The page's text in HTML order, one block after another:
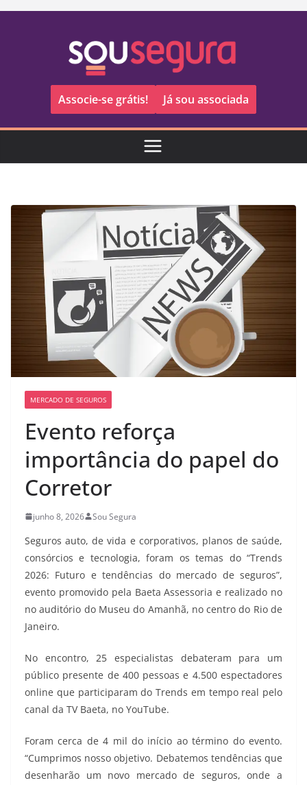
Pular
Associe-se grátis! Já sou associada
MERCADO DE SEGUROS
Evento reforça
importância do papel do
Corretor
junho 8, 2026 Sou Segura
Seguros auto, de vida e corporativos, planos de saúde,
consórcios e tecnologia, foram os temas do “Trends
2026: Futuro e tendências do mercado de seguros”,
evento promovido pela Baeta Assessoria e realizado no
no auditório do Museu do Amanhã, no centro do Rio de
Janeiro.
No encontro, 25 especialistas debateram para um
público presente de 400 pessoas e 4.500 espectadores
online que participaram do Trends em tempo real pelo
canal da TV Baeta, no YouTube.
Foram cerca de 4 mil do início ao término do evento.
“Cumprimos nosso objetivo. Debatemos tendências que
desenharão um novo mercado de seguros, onde a